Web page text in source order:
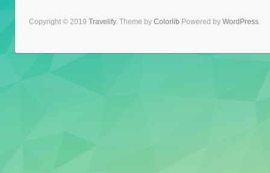
Copyright © 2019 Travelify. Theme by Colorlib Powered by WordPress